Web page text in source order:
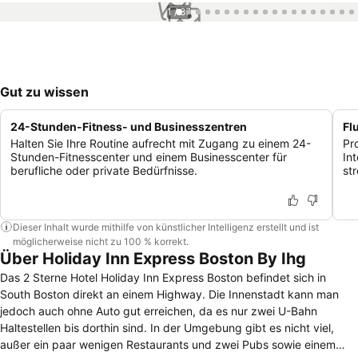
1 / 87
Gut zu wissen
24-Stunden-Fitness- und Businesszentren
Halten Sie Ihre Routine aufrecht mit Zugang zu einem 24-
Stunden-Fitnesscenter und einem Businesscenter für
berufliche oder private Bedürfnisse.
Dieser Inhalt wurde mithilfe von künstlicher Intelligenz erstellt und ist
möglicherweise nicht zu 100 % korrekt.
Über Holiday Inn Express Boston By Ihg
Das 2 Sterne Hotel Holiday Inn Express Boston befindet sich in
South Boston direkt an einem Highway. Die Innenstadt kann man
jedoch auch ohne Auto gut erreichen, da es nur zwei U-Bahn
Haltestellen bis dorthin sind. In der Umgebung gibt es nicht viel,
außer ein paar wenigen Restaurants und zwei Pubs sowie einem